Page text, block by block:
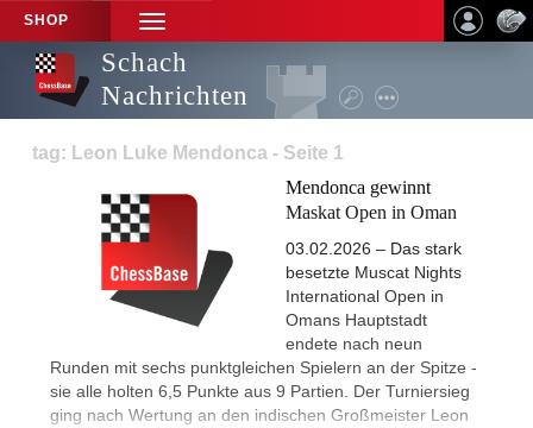
SHOP
TOGGLE
NAVIGATION
Schach
Nachrichten
tag: Leon Luke Mendonca - Seite 1
Mendonca gewinnt
Maskat Open in Oman
03.02.2026 – Das stark
besetzte Muscat Nights
International Open in
Omans Hauptstadt
endete nach neun
Runden mit sechs punktgleichen Spielern an der Spitze -
sie alle holten 6,5 Punkte aus 9 Partien. Der Turniersieg
ging nach Wertung an den indischen Großmeister Leon